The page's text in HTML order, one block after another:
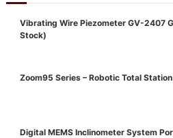
Vibrating Wire Piezometer GV-2407
Stock)
Zoom95 Series – Robotic Total Station
Digital MEMS Inclinometer System